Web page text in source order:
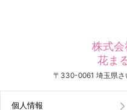
株式会
花ま
〒330-0061 埼玉県
個人情報